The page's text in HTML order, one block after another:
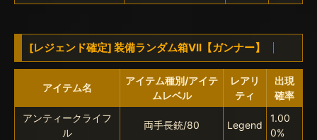
[レジェンド確定] 装備ランダム箱VII【ガンナー】
アイテム名
アイテム種別/アイテ
ムレベル
レアリ
ティ
出現
確率
アンティークライフ
ル
両手長銃/80 Legend
1.00
0%